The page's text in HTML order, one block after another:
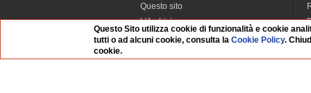
Questo sito
L'Archivio
Redazione
Questo Sito utilizza cookie di funzionalità e cookie
tutti o ad alcuni cookie, consulta laCookie Policy.
cookie.